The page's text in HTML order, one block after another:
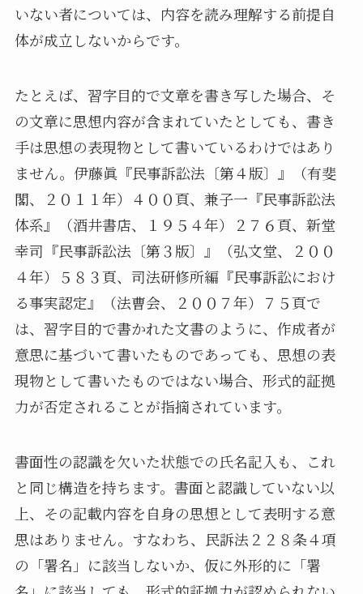
いない者については、内容を読み理解する前提自
体が成立しないからです。
たとえば、習字目的で文章を書き写した場合、そ
の文章に思想内容が含まれていたとしても、書き
手は思想の表現物として書いているわけではあり
ません。伊藤眞『民事訴訟法〔第４版〕』（有斐
閣、２０１１年）４００頁、兼子一『民事訴訟法
体系』（酒井書店、１９５４年）２７６頁、新堂
幸司『民事訴訟法〔第３版〕』（弘文堂、２００
４年）５８３頁、司法研修所編『民事訴訟におけ
る事実認定』（法曹会、２００７年）７５頁で
は、習字目的で書かれた文書のように、作成者が
意思に基づいて書いたものであっても、思想の表
現物として書いたものではない場合、形式的証拠
力が否定されることが指摘されています。
書面性の認識を欠いた状態での氏名記入も、これ
と同じ構造を持ちます。書面と認識していない以
上、その記載内容を自身の思想として表明する意
思はありません。すなわち、民訴法２２８条４項
の「署名」に該当しないか、仮に外形的に「署